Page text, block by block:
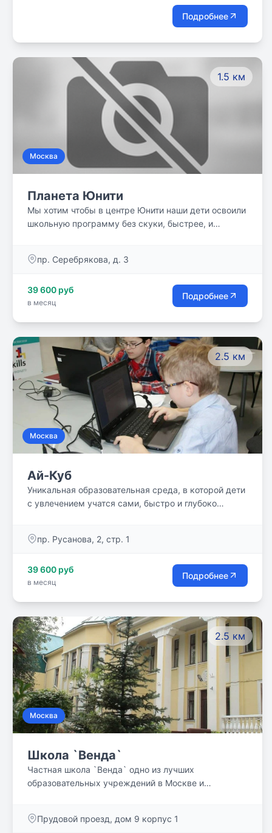
того, чтобы познать этот мир во взаимодействии с
ним. Мы вдохновляем и учим студентов
использовать окружающую среду как инструмент и
источник для обучения и развития.
Подробнее
1.5 км
Москва
Планета Юнити
Мы хотим чтобы в центре Юнити наши дети освоили
школьную программу без скуки, быстрее, и
пр. Серебрякова, д. 3
39 600 руб
в месяц
Подробнее
2.5 км
Москва
Ай-Куб
Уникальная образовательная среда, в которой дети
с увлечением учатся сами, быстро и глубоко
пр. Русанова, 2, стр. 1
39 600 руб
в месяц
Подробнее
2.5 км
Москва
Школа `Венда`
Частная школа `Венда` одно из лучших
образовательных учреждений в Москве и
счастливыми, грамотными выпускниками. Самое
Прудовой проезд, дом 9 корпус 1